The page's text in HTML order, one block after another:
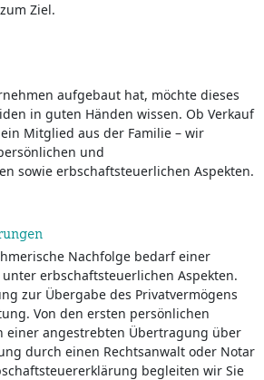
Ziel.
aufgebaut hat, möchte dieses
in guten Händen wissen. Ob Verkauf
Mitglied aus der Familie – wir
und
sowie erbschaftsteuerlichen Aspekten.
Nachfolge bedarf einer
erbschaftsteuerlichen Aspekten.
zur Übergabe des Privatvermögens
Von den ersten persönlichen
einer angestrebten Übertragung über
durch einen Rechtsanwalt oder Notar
begleiten wir Sie